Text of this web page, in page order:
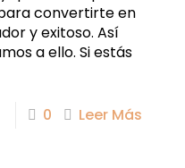
convertirte en
y exitoso. Así
a ello. Si estás
0 Leer Más